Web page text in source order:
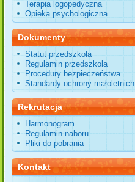
Terapia logopedyczna
Opieka psychologiczna
Dokumenty
Statut przedszkola
Regulamin przedszkola
Procedury bezpieczeństwa
Standardy ochrony małoletnich
Rekrutacja
Harmonogram
Regulamin naboru
Pliki do pobrania
Kontakt